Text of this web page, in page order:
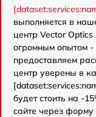
выполняется в
центр Vector
огромным опытом -
предоставляем
центр уверены в
будет стоить на -
сайте через форму